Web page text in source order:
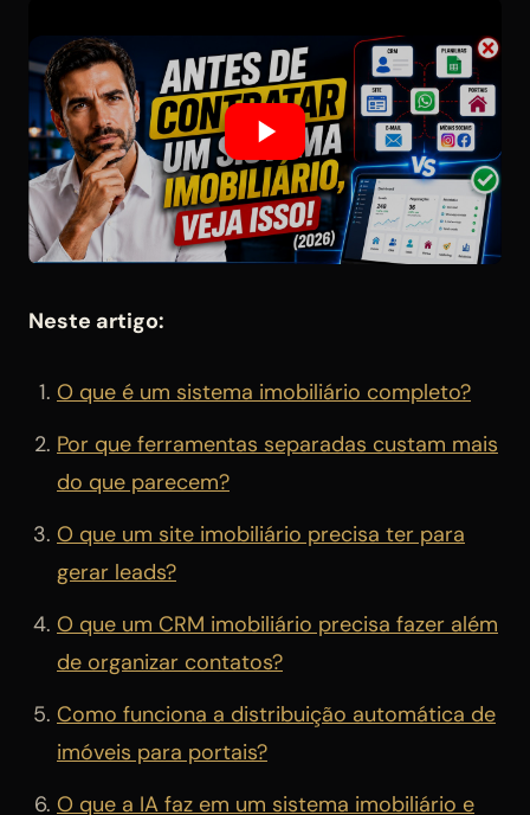
Neste artigo:
O que é um sistema imobiliário completo?
Por que ferramentas separadas custam mais
do que parecem?
O que um site imobiliário precisa ter para
gerar leads?
O que um CRM imobiliário precisa fazer além
de organizar contatos?
Como funciona a distribuição automática de
imóveis para portais?
O que a IA faz em um sistema imobiliário e